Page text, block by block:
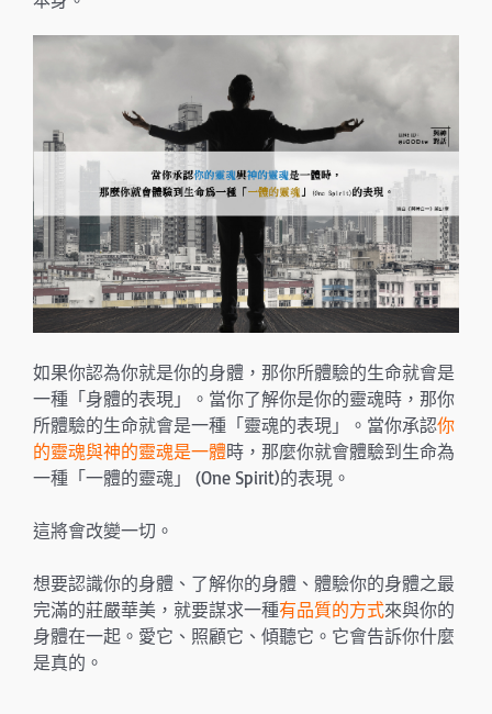
如果你認為你就是你的身體，那你所體驗的生命就會是
一種「身體的表現」。當你了解你是你的靈魂時，那你
所體驗的生命就會是一種「靈魂的表現」。當你承認你
的靈魂與神的靈魂是一體時，那麼你就會體驗到生命為
一種「一體的靈魂」 (One Spirit)的表現。
這將會改變一切。
想要認識你的身體、了解你的身體、體驗你的身體之最
完滿的莊嚴華美，就要謀求一種有品質的方式來與你的
身體在一起。愛它、照顧它、傾聽它。它會告訴你什麼
是真的。